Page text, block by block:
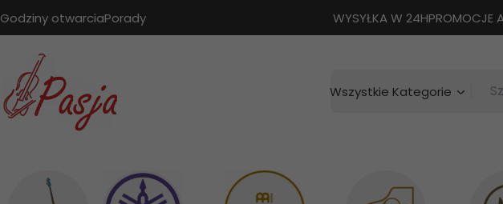
Godziny otwarciaPorady WYSYŁKA W 24HPROMOCJE
Wszystkie Kategorie